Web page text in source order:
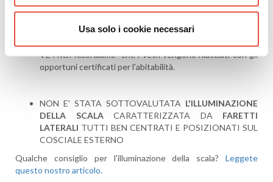
Usa solo i cookie necessari
CRISTALLOCON CORRIMANO IN ACCIAIO INOX PER
EVITARE IL CONTATTO DIRETTO DELLA MANO SUL
VETRO. Ricordiamo che i vetri vengono rilasciati con gli
opportuni certificati per l'abitabilità.
NON E' STATA SOTTOVALUTATA L'ILLUMINAZIONE
DELLA SCALACARATTERIZZATA DA FARETTI
LATERALI TUTTI BEN CENTRATI E POSIZIONATI SUL
COSCIALE ESTERNO
Qualche consiglio per l'illuminazione della scala? Leggete
questo nostro articolo.